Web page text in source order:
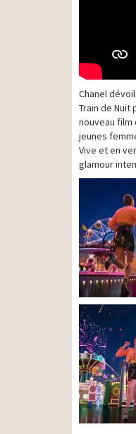
Chanel
Train de Nuit
nouveau film
jeunes
Vive et en
glamour